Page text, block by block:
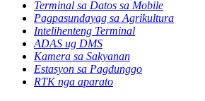
Terminal sa Datos sa Mobile
Pagpasundayag sa Agrikultura
Intelihenteng Terminal
ADAS ug DMS
Kamera sa Sakyanan
Estasyon sa Pagdunggo
RTK nga aparato